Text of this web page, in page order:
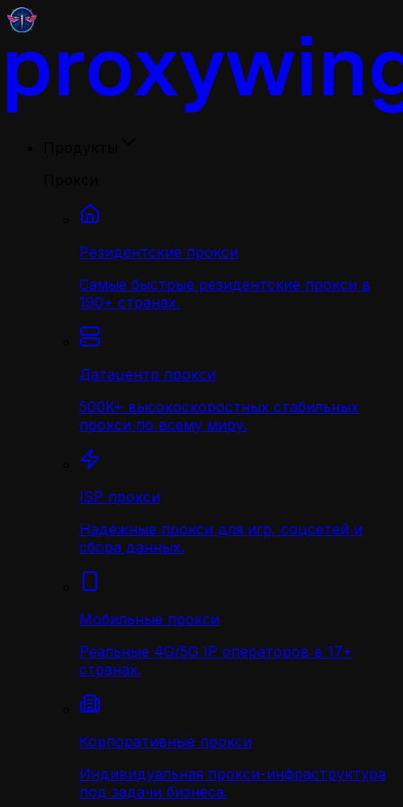
Резидентские прокси
Самые быстрые резидентские прокси в
190+ странах.
Датацентр прокси
500K+ высокоскоростных стабильных
прокси по всему миру.
ISP прокси
Надёжные прокси для игр, соцсетей и
сбора данных.
Мобильные прокси
Реальные 4G/5G IP операторов в 17+
странах.
Корпоративные прокси
Индивидуальная прокси-инфраструктура
под задачи бизнеса.